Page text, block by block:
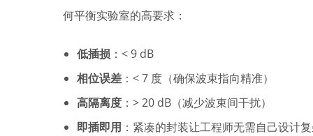
何平衡实验室的高要求：
低插损：< 9 dB
相位误差 ：< 7 度（确保波束指向精准）
高隔离度 ：> 20 dB（减少波束间干扰）
即插即用 ：紧凑的封装让工程师无需自己设计